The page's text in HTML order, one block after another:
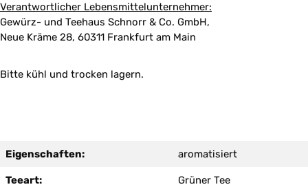
Verantwortlicher Lebensmittelunternehmer:
Gewürz- und Teehaus Schnorr & Co. GmbH,
Neue Kräme 28, 60311 Frankfurt am Main
Bitte kühl und trocken lagern.
Eigenschaften: aromatisiert
Teeart: Grüner Tee